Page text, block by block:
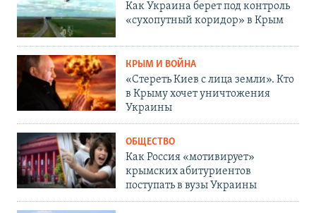
Как Украина берет под контроль
«сухопутный коридор» в Крым
КРЫМ И ВОЙНА
«Стереть Киев с лица земли». Кто
в Крыму хочет уничтожения
Украины
ОБЩЕСТВО
Как Россия «мотивирует»
крымских абитуриентов
поступать в вузы Украины